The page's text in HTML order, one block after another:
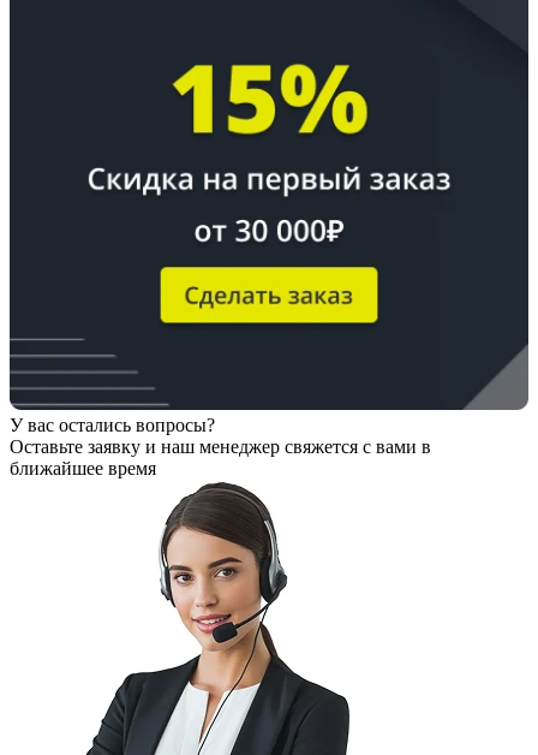
У вас остались вопросы?
Оставьте заявку и наш менеджер свяжется с вами в
ближайшее время